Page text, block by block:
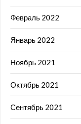
Февраль 2022
Январь 2022
Ноябрь 2021
Октябрь 2021
Сентябрь 2021